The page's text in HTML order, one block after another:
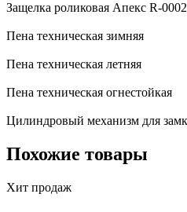
Защелка роликовая Апекс R-0002
Пена техническая зимняя
Пена техническая летняя
Пена техническая огнестойкая
Цилиндровый механизм для
Похожие товары
Хит продаж